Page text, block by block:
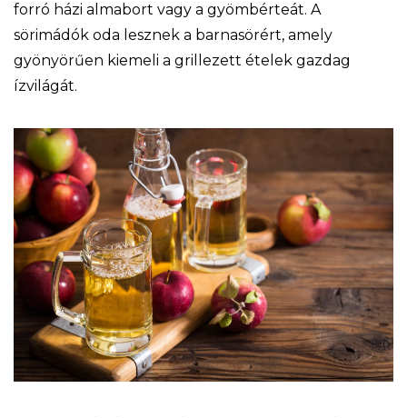
forró házi almabort vagy a gyömbérteát. A
sörimádók oda lesznek a barnasörért, amely
gyönyörűen kiemeli a grillezett ételek gazdag
ízvilágát.